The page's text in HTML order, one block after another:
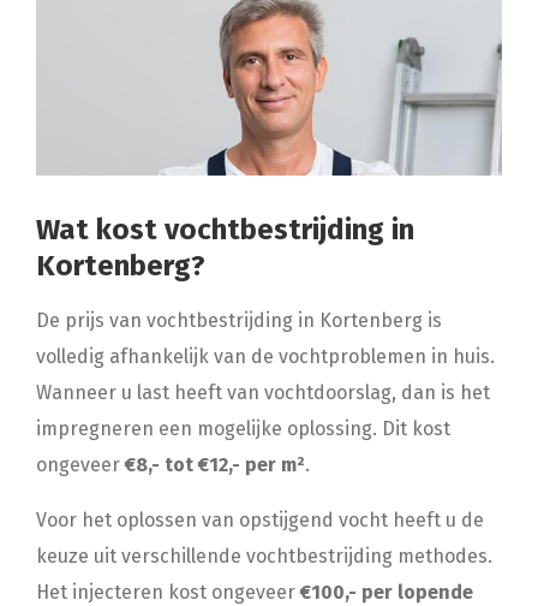
Wat kost vochtbestrijding in
Kortenberg?
De prijs van vochtbestrijding in Kortenberg is
volledig afhankelijk van de vochtproblemen in huis.
Wanneer u last heeft van vochtdoorslag, dan is het
impregneren een mogelijke oplossing. Dit kost
ongeveer€8,- tot €12,- per m².
Voor het oplossen van opstijgend vocht heeft u de
keuze uit verschillende vochtbestrijding methodes.
Het injecteren kost ongeveer€100,- per lopende